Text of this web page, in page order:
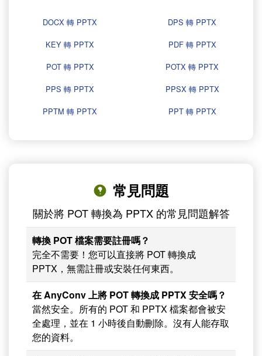
DOCX 轉 PPTX
DPS 轉 PPTX
KEY 轉 PPTX
PDF 轉 PPTX
POT 轉 PPTX
POTX 轉 PPTX
PPS 轉 PPTX
PPSX 轉 PPTX
PPTM 轉 PPTX
PPT 轉 PPTX
常見問題
關於將 POT 轉換為 PPTX 的常見問題解答
轉換 POT 檔案需要註冊嗎？
完全不需要！您可以直接將 POT 轉換成
PPTX，無需註冊或安裝任何東西。
在 AnyConv 上將 POT 轉換成 PPTX 安全嗎？
當然安全。所有的 POT 和 PPTX 檔案都會被安
全處理，並在 1 小時後自動刪除。沒有人能存取
您的資料。